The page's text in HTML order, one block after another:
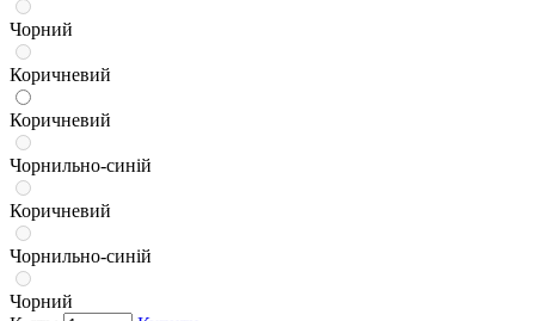
Чорний
Коричневий
Коричневий
Чорнильно-синій
Коричневий
Чорнильно-синій
Чорний